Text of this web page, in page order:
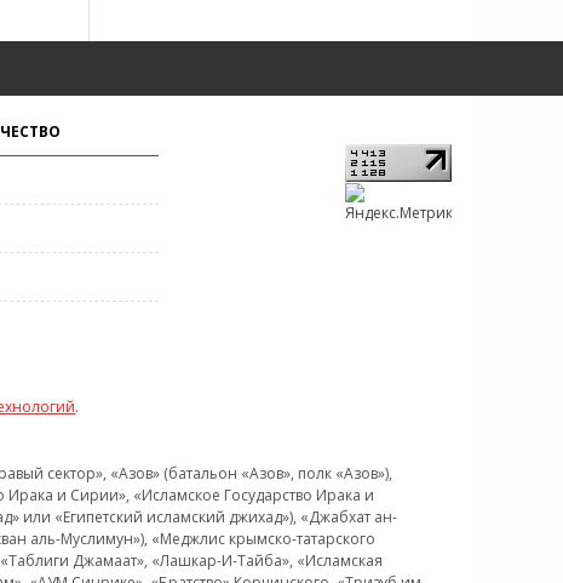
.
сектор», «Азов» (батальон «Азов», полк «Азов»),
Ирака и Сирии», «Исламское Государство Ирака и
«Египетский исламский джихад»), «Джабхат ан-
аль-Муслимун»), «Меджлис крымско-татарского
Джамаат», «Лашкар-И-Тайба», «Исламская